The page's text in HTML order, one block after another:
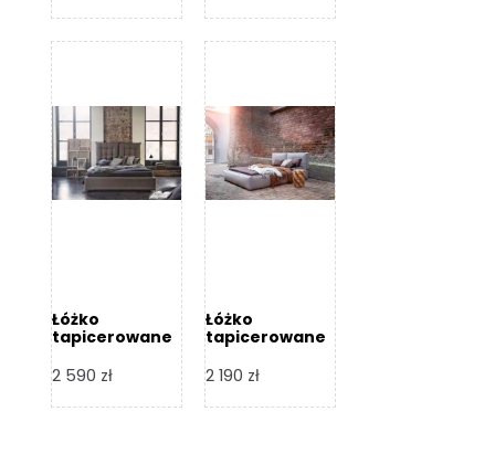
Łóżko
tapicerowane
Design
2 590 zł
Łóżko
tapicerowane
Design
2 190 zł